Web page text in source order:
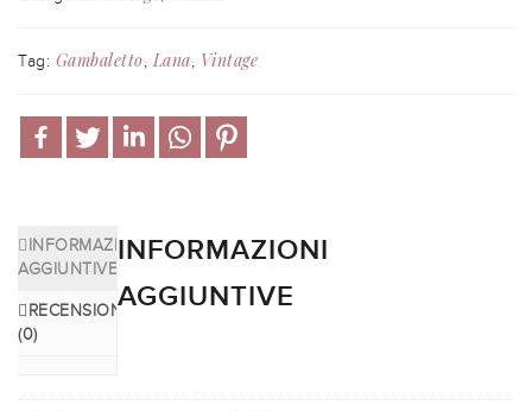
Tag: Gambaletto, Lana, Vintage
INFORMAZIONI
AGGIUNTIVE
RECENSIONI
(0)
INFORMAZIONI
AGGIUNTIVE